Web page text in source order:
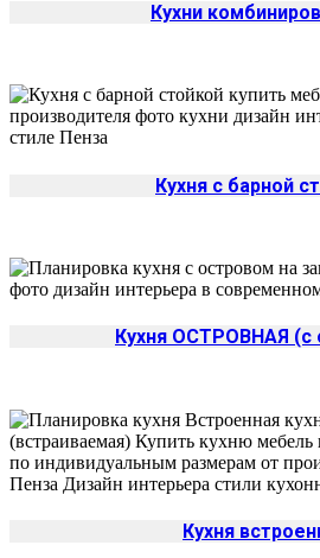
Кухни
Кухня с барной
Кухня ОСТРОВНАЯ (с
Кухня